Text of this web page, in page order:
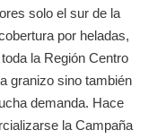
solo el sur de la
por heladas,
la Región Centro
granizo sino también
demanda. Hace
la Campaña